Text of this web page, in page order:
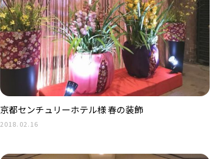
京都センチュリーホテル様 春の装飾
2018.02.16